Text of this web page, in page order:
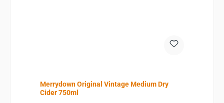
Merrydown Original Vintage Medium Dry
Cider 750ml